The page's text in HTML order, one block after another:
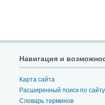
Навигация и
Карта сайта
Расширенный поиск по сайту
Словарь терминов